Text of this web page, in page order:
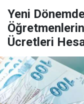
Yeni
Ücretleri